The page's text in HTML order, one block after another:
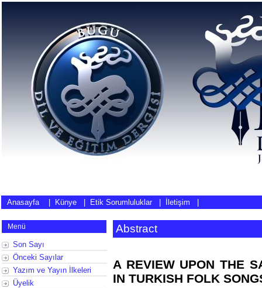
Anasayfa| Künye Etik Sorumluluklar İletişim
Menü
Son Sayı
Önceki Sayılar
Yazım ve Yayın İlkeleri
Üyelik
Abstract
A REVIEW UPON THE
IN TURKISH FOLK